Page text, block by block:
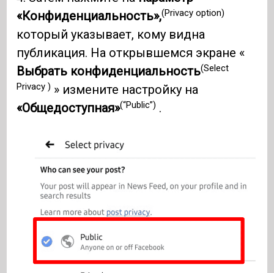
«Конфиденциальность»,(Privacy option)
который указывает, кому видна
публикация. На открывшемся экране «
Выбрать конфиденциальность(Select
Privacy ) » измените настройку на
«Общедоступная»(“Public”) .